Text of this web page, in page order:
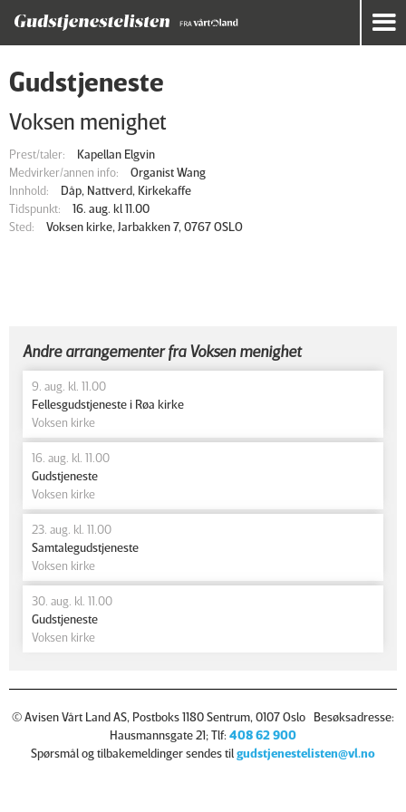
Gudstjeneste
Voksen menighet
Prest/taler:
Kapellan Elgvin
Medvirker/annen info:
Organist Wang
Innhold:
Dåp, Nattverd, Kirkekaffe
Tidspunkt:
16. aug. kl 11.00
Sted:
Voksen kirke, Jarbakken 7, 0767 OSLO
Andre arrangementer fra Voksen menighet
9. aug. kl. 11.00
Fellesgudstjeneste i Røa kirke
Voksen kirke
16. aug. kl. 11.00
Gudstjeneste
Voksen kirke
23. aug. kl. 11.00
Samtalegudstjeneste
Voksen kirke
30. aug. kl. 11.00
Gudstjeneste
Voksen kirke
© Avisen Vårt Land AS, Postboks 1180 Sentrum, 0107 Oslo Besøksadresse:
Hausmannsgate 21; Tlf: 408 62 900
Spørsmål og tilbakemeldinger sendes tilgudstjenestelisten@vl.no